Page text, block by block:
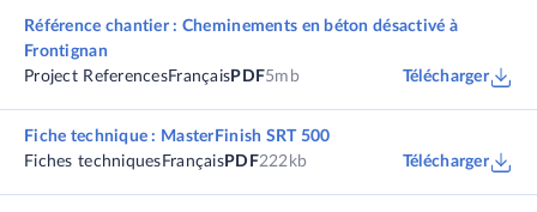
Référence chantier : Cheminements en béton désactivé à
Frontignan
Project ReferencesFrançais PDF5mb Télécharger
Fiche technique : MasterFinish SRT 500
Fiches techniques Français PDF222kb Télécharger